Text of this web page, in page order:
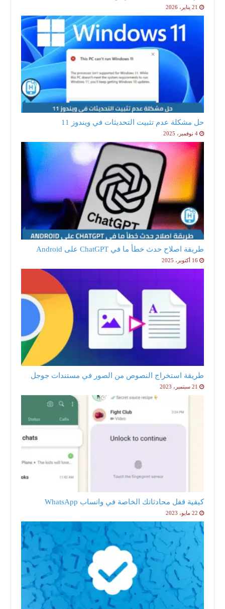
21 يناير، 2026
حل مشكلة عدم تثبيت التحديثات في ويندوز 11
طريقة اصلاح حدث خطأ ما في ChatGPT على Android
16 أكتوبر، 2025
طريقة استخراج النصوص من الصور في مستندات جوجل
21 سبتمبر، 2023
كيفية قفل محادثاتك الخاصة في واتساب WhatsApp
22 مايو، 2023